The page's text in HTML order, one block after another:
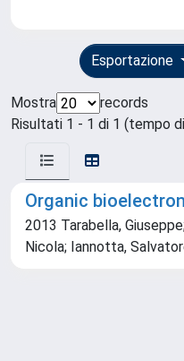
Esportazione
Mostra
records
Risultati 1 - 1 di 1 (tempo
Organic
2013 Tarabella,
Nicola; Iannotta,